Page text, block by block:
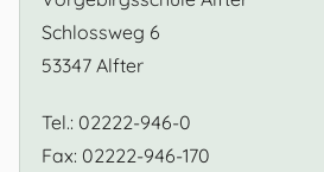
Schlossweg 6
53347 Alfter
Tel.: 02222-946-0
Fax: 02222-946-170